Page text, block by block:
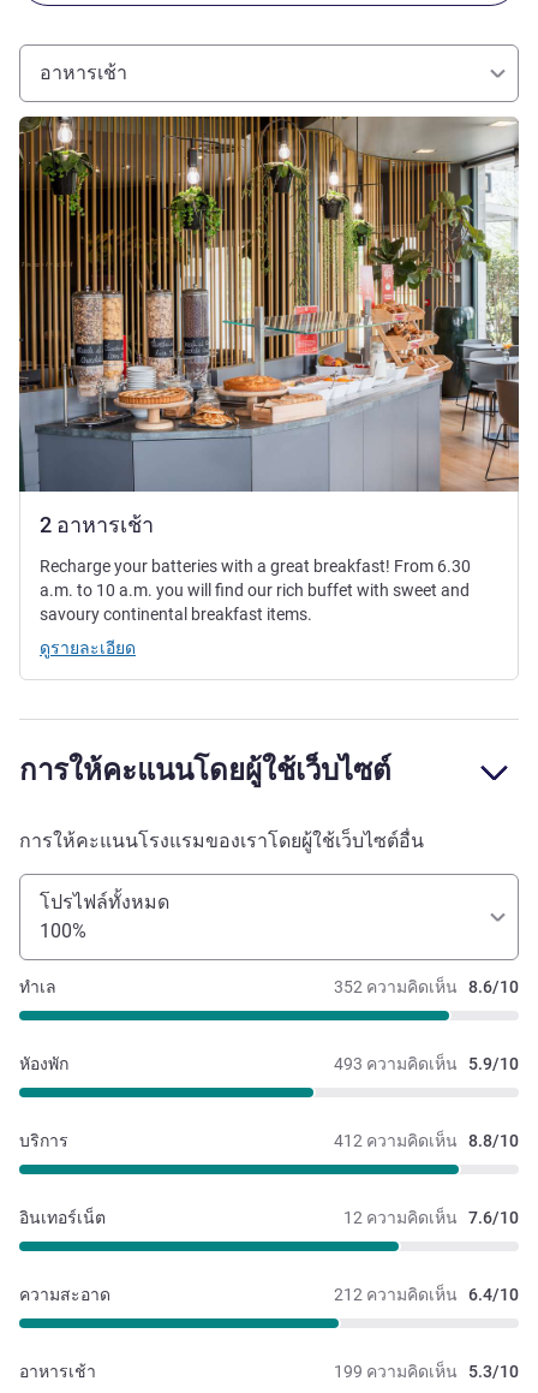
อาหารเช้า
2 อาหารเช้า
ดูรายละเอียด
Recharge your batteries with a great breakfast! From 6.30
a.m. to 10 a.m. you will find our rich buffet with sweet and
savoury continental breakfast items.
ดูรายละเอียด
การให้คะแนนโดยผู้ใช้เว็บไซต์
การให้คะแนนโรงแรมของเราโดยผู้ใช้เว็บไซต์อื่น
โปรไฟล์ทั้งหมด
100%
352 ความคิดเห็น 8.6/10
ทำเล
493 ความคิดเห็น 5.9/10
หัองพัก
412 ความคิดเห็น 8.8/10
บริการ
12 ความคิดเห็น 7.6/10
อินเทอร์เน็ต
212 ความคิดเห็น 6.4/10
ความสะอาด
199 ความคิดเห็น 5.3/10
อาหารเช้า